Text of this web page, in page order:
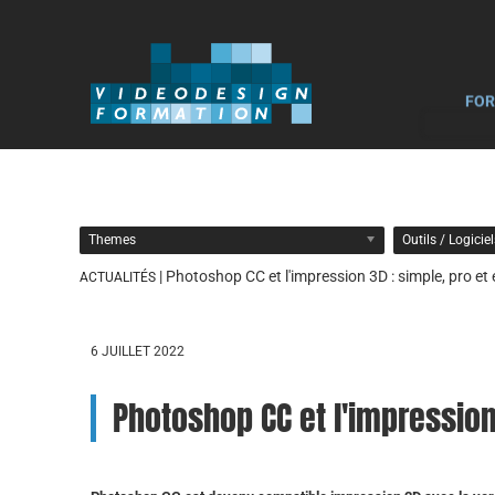
Themes Outils /
ACTUALITÉS | Photoshop CC et l'impression 3D : simple, pro et
6 JUILLET 2022
Photoshop CC et